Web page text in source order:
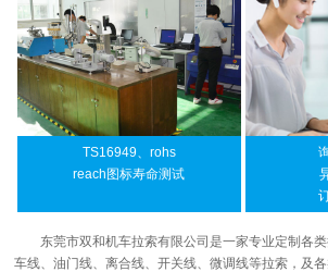
TS16949、rohs
reach图标寿命测试
东莞市双和机车拉索有限公司是一家专业定制各类
车线、油门线、离合线、开关线、微调线等拉索，及